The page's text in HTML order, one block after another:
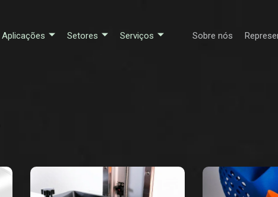
Aplicações Setores Serviços Sobre nós